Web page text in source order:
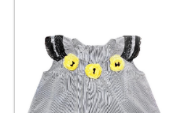
128
134-68